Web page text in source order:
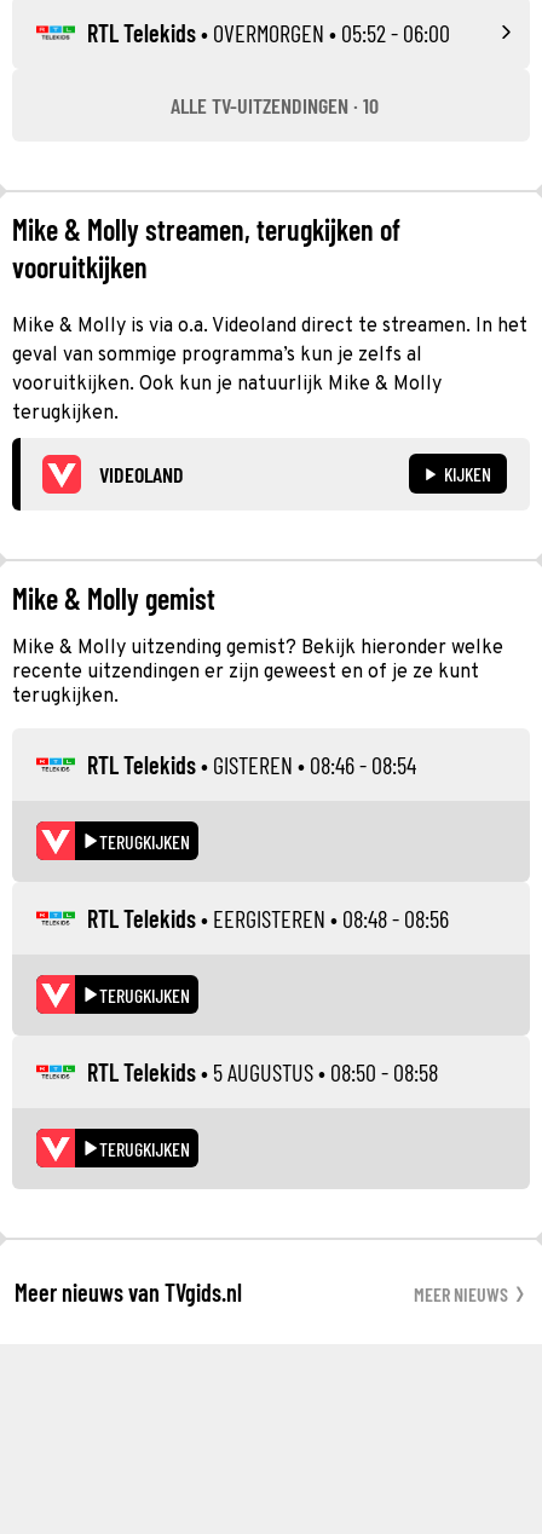
RTL Telekids• OVERMORGEN • 05:52 - 06:00
ALLE TV-UITZENDINGEN · 10
Mike & Molly streamen, terugkijken of
vooruitkijken
Mike & Molly is via o.a. Videoland direct te streamen. In het
geval van sommige programma’s kun je zelfs al
vooruitkijken. Ook kun je natuurlijk Mike & Molly
terugkijken.
VIDEOLAND KIJKEN
Mike & Molly gemist
Mike & Molly uitzending gemist? Bekijk hieronder welke
recente uitzendingen er zijn geweest en of je ze kunt
terugkijken.
RTL Telekids• GISTEREN • 08:46 - 08:54
TERUGKIJKEN
RTL Telekids• EERGISTEREN • 08:48 - 08:56
TERUGKIJKEN
RTL Telekids• 5 AUGUSTUS• 08:50 - 08:58
TERUGKIJKEN
Meer nieuws van TVgids.nl MEER NIEUWS